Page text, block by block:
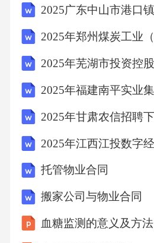
托管物业合同
搬家公司与物业合同
血糖监测的意义及方法